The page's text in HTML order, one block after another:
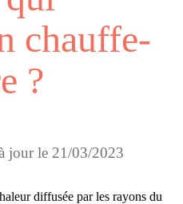
chauffe-
?
jour le 21/03/2023
diffusée par les rayons du